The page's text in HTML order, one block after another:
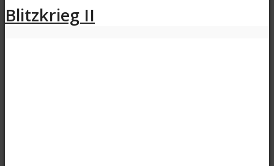
Blitzkrieg II